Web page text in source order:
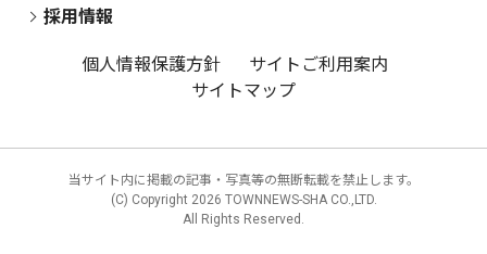
採用情報
個人情報保護方針
サイトご利用案内
サイトマップ
当サイト内に掲載の記事・写真等の無断転載を禁止します。
(C) Copyright 2026 TOWNNEWS-SHA CO.,LTD.
All Rights Reserved.